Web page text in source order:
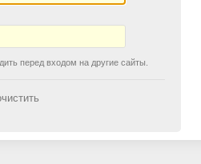
перед входом на другие сайты.